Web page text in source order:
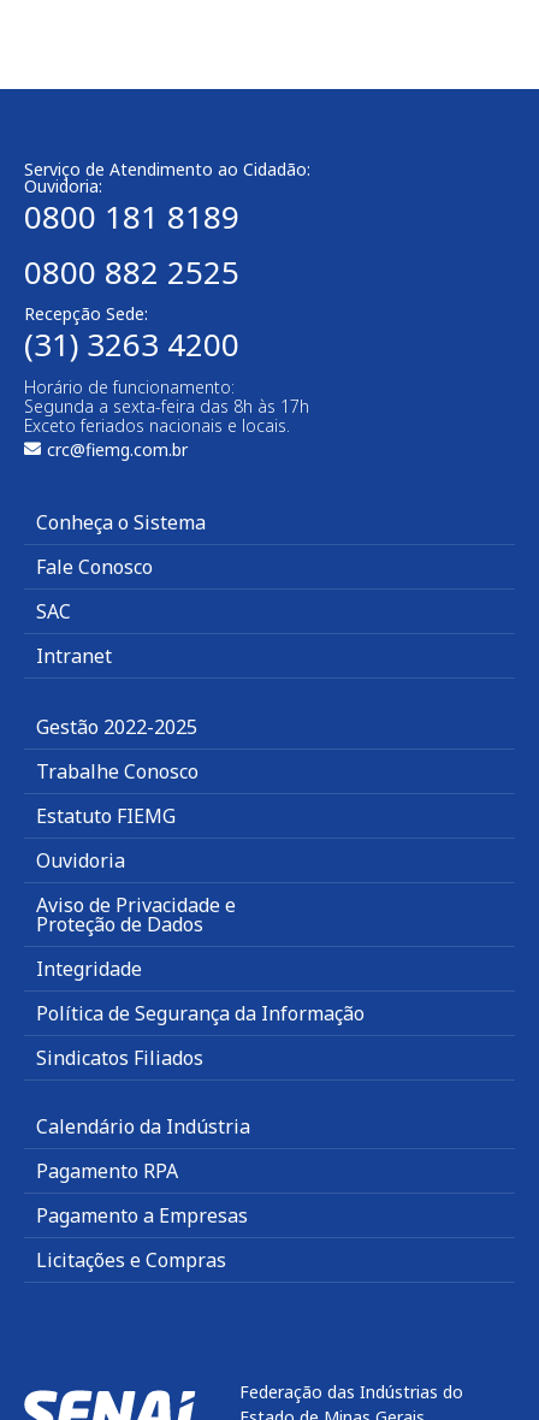
Serviço de Atendimento ao Cidadão:
Ouvidoria:
0800 181 8189
0800 882 2525
Recepção Sede:
(31) 3263 4200
Horário de funcionamento:
Segunda a sexta-feira das 8h às 17h
Exceto feriados nacionais e locais.
crc@fiemg.com.br
Conheça o Sistema
Fale Conosco
SAC
Intranet
Gestão 2022-2025
Trabalhe Conosco
Estatuto FIEMG
Ouvidoria
Aviso de Privacidade e
Proteção de Dados
Integridade
Política de Segurança da Informação
Sindicatos Filiados
Calendário da Indústria
Pagamento RPA
Pagamento a Empresas
Licitações e Compras
Federação das Indústrias do